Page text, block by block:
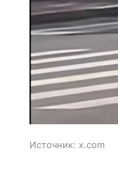
Источник: x.com